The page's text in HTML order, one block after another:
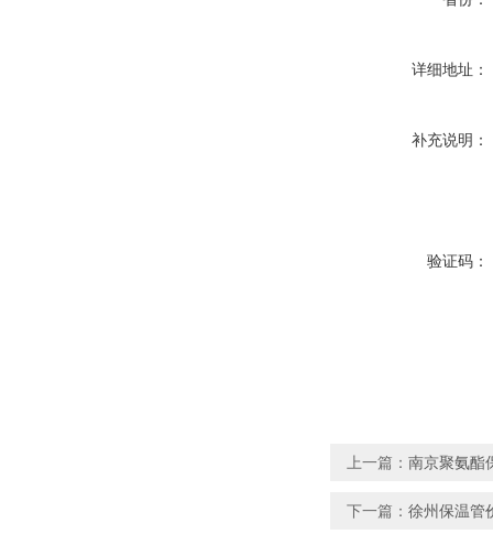
详细地址：
补充说明：
验证码：
上一篇： 南京聚氨酯
下一篇： 徐州保温管